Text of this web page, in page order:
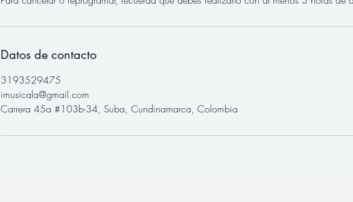
Datos de contacto
3193529475
imusicala@gmail.com
Carrera 45a #103b-34, Suba, Cundinamarca, Colombia